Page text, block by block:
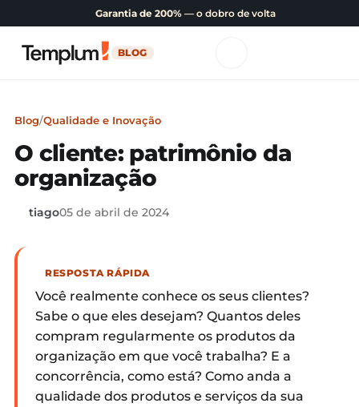
Garantia de 200% — o dobro de volta
BLOG
Blog/Qualidade e Inovação
O cliente: patrimônio da
organização
tiago05 de abril de 2024
RESPOSTA RÁPIDA
Você realmente conhece os seus clientes?
Sabe o que eles desejam? Quantos deles
compram regularmente os produtos da
organização em que você trabalha? E a
concorrência, como está? Como anda a
qualidade dos produtos e serviços da sua